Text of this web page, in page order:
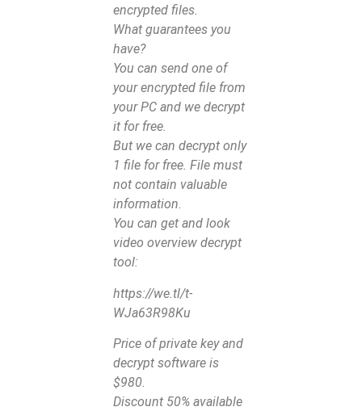
encrypted files.
What guarantees you
have?
You can send one of
your encrypted file from
your PC and we decrypt
it for free.
But we can decrypt only
1 file for free. File must
not contain valuable
information.
You can get and look
video overview decrypt
tool:
https://we.tl/t-
WJa63R98Ku
Price of private key and
decrypt software is
$980.
Discount 50% available